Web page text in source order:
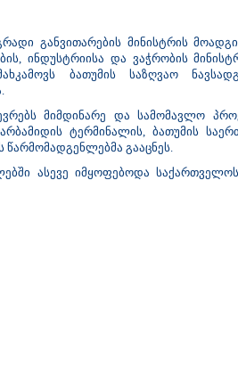
განვითარების მინისტრის
ინდუსტრიისა და ვაჭრობის
ბათუმის საზღვაო
მიმდინარე და სამომავლო
ტერმინალის, ბათუმის
გააცნეს.
ასევე იმყოფებოდა